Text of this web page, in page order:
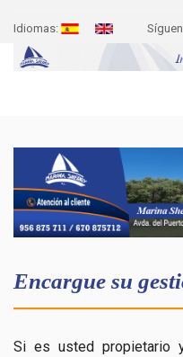
Idiomas:
Encargue su
Si es usted propietario